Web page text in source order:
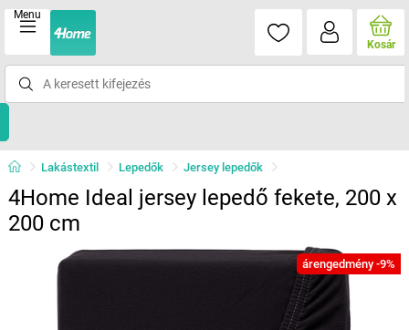
Menu
Kosár
Lakástextil Lepedők Jersey lepedők
4Home Ideal jersey lepedő fekete, 200 x
200 cm
árengedmény -9%